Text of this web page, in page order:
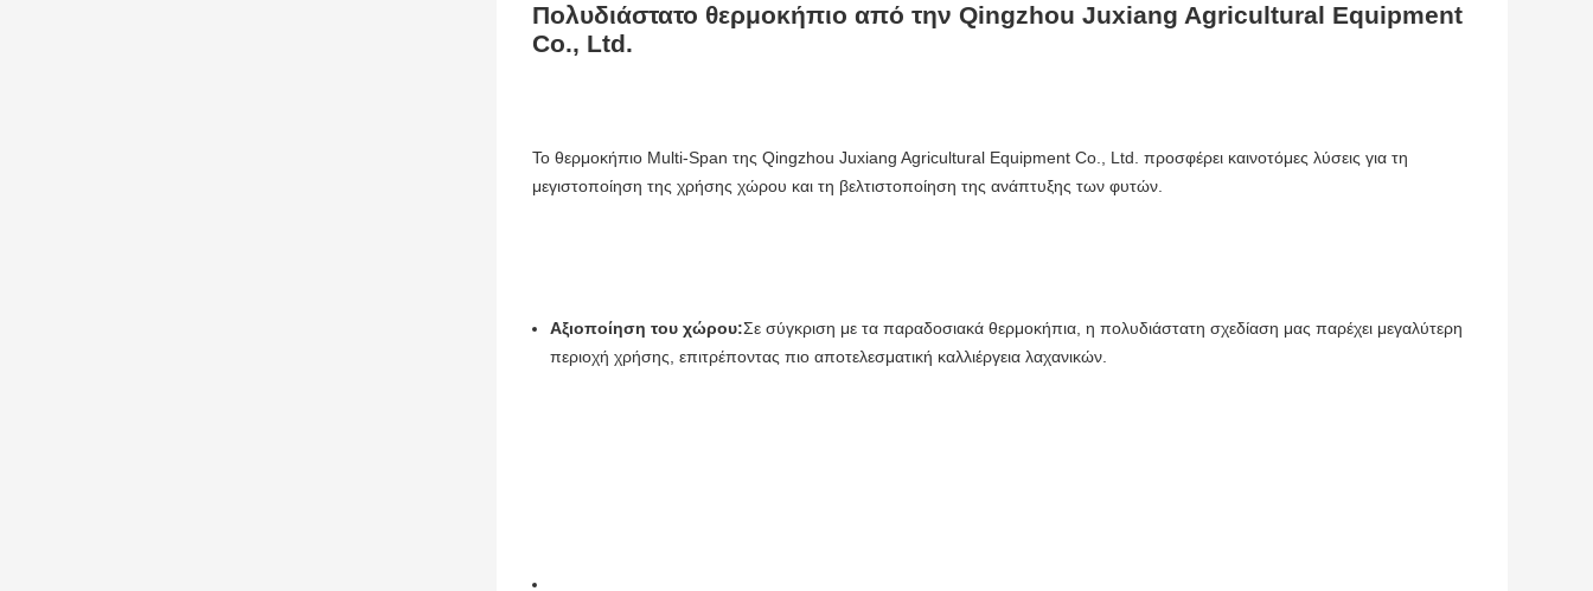
Πολυδιάστατο θερμοκήπιο από την Qingzhou Juxiang Agricultural Equipment
Co., Ltd.
Το θερμοκήπιο Multi-Span της Qingzhou Juxiang Agricultural Equipment Co., Ltd. προσφέρει καινοτόμες λύσεις για τη
μεγιστοποίηση της χρήσης χώρου και τη βελτιστοποίηση της ανάπτυξης των φυτών.
Αξιοποίηση του χώρου:Σε σύγκριση με τα παραδοσιακά θερμοκήπια, η πολυδιάστατη σχεδίαση μας παρέχει μεγαλύτερη
περιοχή χρήσης, επιτρέποντας πιο αποτελεσματική καλλιέργεια λαχανικών.